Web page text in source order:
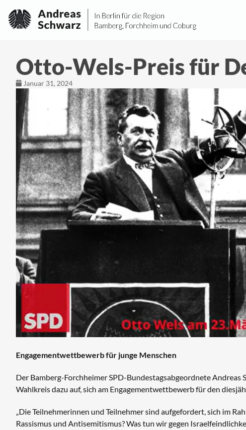
Otto-Wels-Preis für
Januar 31, 2024
Engagementwettbewerb für junge Menschen
Der Bamberg-Forchheimer SPD-Bundestagsabgeordnete Andreas
Wahlkreis dazu auf, sich am Engagementwettbewerb für den
„Die Teilnehmerinnen und Teilnehmer sind aufgefordert, sich im
Rassismus und Antisemitismus? Was tun wir gegen